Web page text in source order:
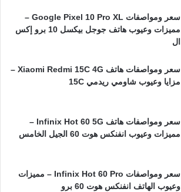
سعر ومواصفات Google Pixel 10 Pro XL –
مميزات وعيوب هاتف جوجل بيكسل 10 برو إكس
ال
سعر ومواصفات هاتف Xiaomi Redmi 15C 4G –
مزايا وعيوب شاومي ريدمي 15C
سعر ومواصفات هاتف Infinix Hot 60 5G –
مميزات وعيوب انفنكس هوت 60 الجيل الخامس
سعر ومواصفات Infinix Hot 60 Pro – مميزات
وعيوب الهاتف انفنكس هوت 60 برو